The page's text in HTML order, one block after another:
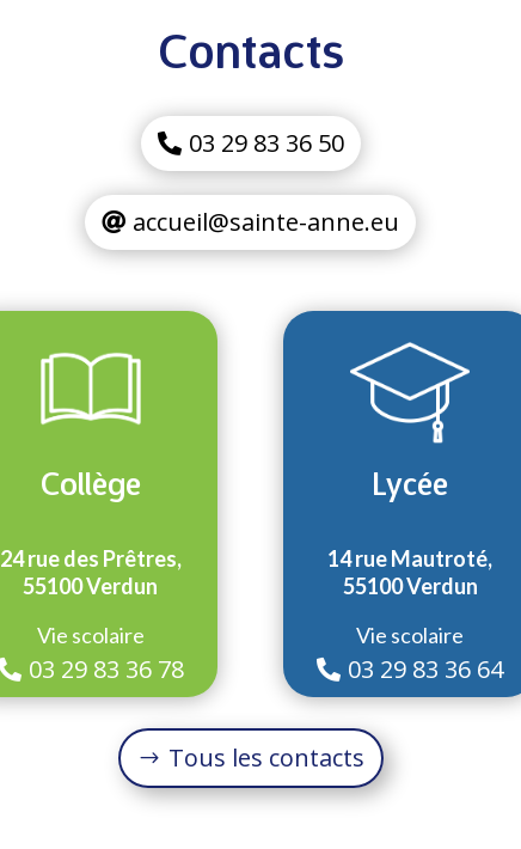
Contacts
03 29 83 36 50
accueil@sainte-anne.eu
Collège
24 rue des Prêtres,
55100 Verdun
Vie scolaire
03 29 83 36 78
Lycée
14 rue Mautroté,
55100 Verdun
Vie scolaire
03 29 83 36 64
Tous les contacts